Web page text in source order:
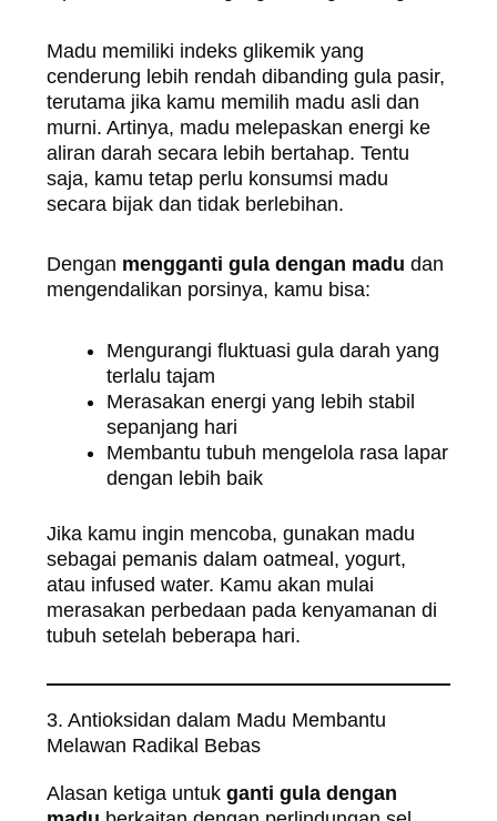
Madu memiliki indeks glikemik yang
cenderung lebih rendah dibanding gula pasir,
terutama jika kamu memilih madu asli dan
murni. Artinya, madu melepaskan energi ke
aliran darah secara lebih bertahap. Tentu
saja, kamu tetap perlu konsumsi madu
secara bijak dan tidak berlebihan.
Dengan mengganti gula dengan madu dan
mengendalikan porsinya, kamu bisa:
Mengurangi fluktuasi gula darah yang
terlalu tajam
Merasakan energi yang lebih stabil
sepanjang hari
Membantu tubuh mengelola rasa lapar
dengan lebih baik
Jika kamu ingin mencoba, gunakan madu
sebagai pemanis dalam oatmeal, yogurt,
atau infused water. Kamu akan mulai
merasakan perbedaan pada kenyamanan di
tubuh setelah beberapa hari.
3. Antioksidan dalam Madu Membantu
Melawan Radikal Bebas
Alasan ketiga untukganti gula dengan